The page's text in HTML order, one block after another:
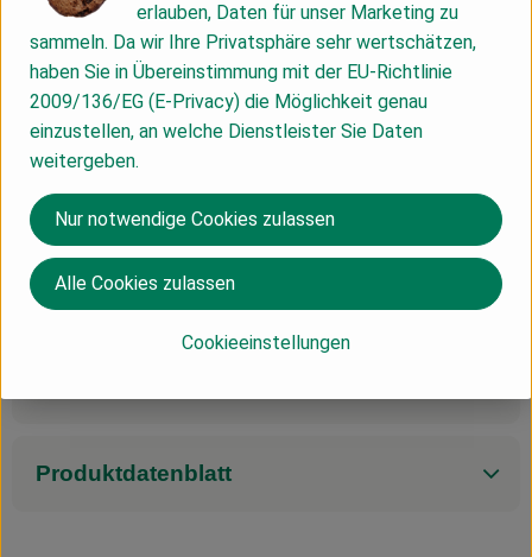
Ingredients (INCI):
Water (Aqua), Sesamum Indicum (Sesame) Seed Oil, Coco-
Glucoside, Alcohol, Disodium Cocoyl Glutamate, Glycerin,
Chondrus Crispus (Carrageenan), Citrus Medica Limonum
(Lemon) Peel Oil, Xanthan Gum, Lactic Acid, Fragrance
(Parfum)*, Limonene*, Linalool*, Citral*. *from natural
essential oils
(Alle Informationen und Abbildungen zum Produkt wurden
durch die Weleda AG verfasst, die Wiedergabe erfolgt mit
freundlicher Genehmigung durch Weleda, www.weleda.de.)
Produktdatenblatt
erlauben, Daten für unser Marketing zu
sammeln. Da wir Ihre Privatsphäre sehr wertschätzen,
haben Sie in Übereinstimmung mit der EU-Richtlinie
2009/136/EG (E-Privacy) die Möglichkeit genau
einzustellen, an welche Dienstleister Sie Daten
weitergeben.
Cookieeinstellungen
Nur notwendige Cookies zulassen
Alle Cookies zulassen